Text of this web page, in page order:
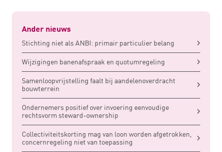
Ander nieuws
Stichting niet als ANBI: primair particulier belang
Wijzigingen banenafspraak en quotumregeling
Samenloopvrijstelling faalt bij aandelenoverdracht
bouwterrein
Ondernemers positief over invoering eenvoudige
rechtsvorm steward-ownership
Collectiviteitskorting mag van loon worden afgetrokken,
concernregeling niet van toepassing